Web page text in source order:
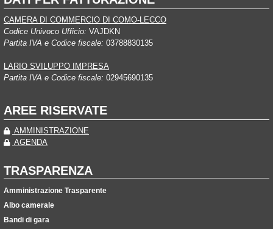
CAMERA DI COMMERCIO DI COMO-LECCO
Codice Univoco Ufficio: VAJDKN
Partita IVA e Codice fiscale: 03788830135
LARIO SVILUPPO IMPRESA
Partita IVA e Codice fiscale: 02945690135
AREE RISERVATE
AMMINISTRAZIONE
AGENDA
TRASPARENZA
Amministrazione Trasparente
Albo camerale
Bandi di gara